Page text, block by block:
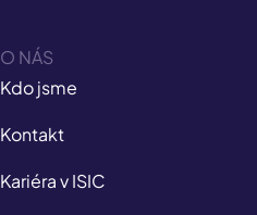
O NÁS
Kdo jsme
Kontakt
Kariéra v ISIC